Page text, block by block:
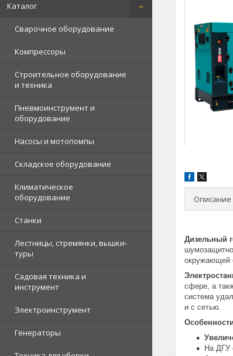
Каталог
Сварочное оборудование
Компрессоры
Строительное оборудование
и техника
Пневмоинструмент и
оборудование
Насосы и мотопомпы
Складское оборудование
Климатическое
оборудование
Станки
Лестницы, стремянки, вышки-
туры
Садовая техника и
инструмент
Электроинструмент
Генераторы
Описание
Дизельный
окружающей
сфере, а
система
и с сетью.
На ДГУ